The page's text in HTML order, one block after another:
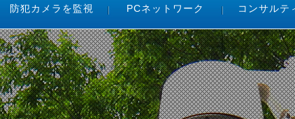
防犯カメラを監視 PCネットワーク コンサルテ